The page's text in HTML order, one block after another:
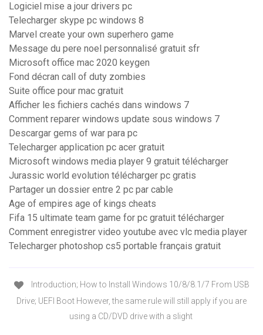
Logiciel mise a jour drivers pc
Telecharger skype pc windows 8
Marvel create your own superhero game
Message du pere noel personnalisé gratuit sfr
Microsoft office mac 2020 keygen
Fond décran call of duty zombies
Suite office pour mac gratuit
Afficher les fichiers cachés dans windows 7
Comment reparer windows update sous windows 7
Descargar gems of war para pc
Telecharger application pc acer gratuit
Microsoft windows media player 9 gratuit télécharger
Jurassic world evolution télécharger pc gratis
Partager un dossier entre 2 pc par cable
Age of empires age of kings cheats
Fifa 15 ultimate team game for pc gratuit télécharger
Comment enregistrer video youtube avec vlc media player
Telecharger photoshop cs5 portable français gratuit
Introduction; How to Install Windows 10/8/8.1/7 From USB
Drive; UEFI Boot However, the same rule will still apply if you are
using a CD/DVD drive with a slight